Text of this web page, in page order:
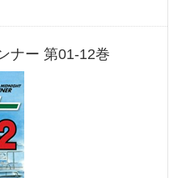
ナー 第01-12巻